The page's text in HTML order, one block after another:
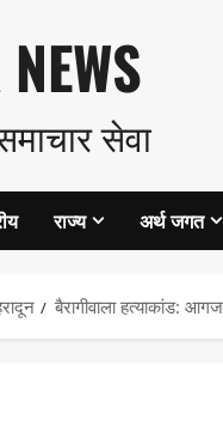
सेवा
राज्य अर्थ जगत
बैरागीवाला हत्याकांड: